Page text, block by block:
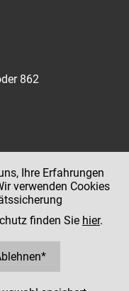
862
Ihre Erfahrungen
verwenden Cookies
finden Sie hier.